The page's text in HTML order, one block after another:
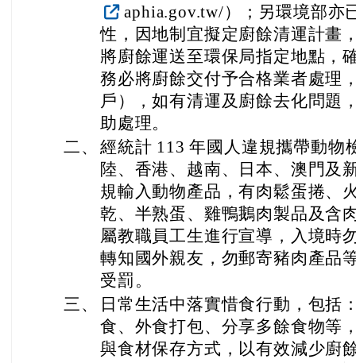
aphia.gov.tw/）；另環境部亦
性，因地制宜擬定廚餘清運計畫
將廚餘運送至環保局指定地點，
務必將廚餘交付予合格業者處理
戶），如有清運及廚餘去化問題
助處理。
二、 經統計 113 年國人違規攜帶動物
陸、香港、越南、日本、澳門及
規輸入動物產品，有肉鬆蛋捲、
乾、半熟蛋、雞鴨鵝肉製品及含
屬教職員工生進行宣導，入境時
轉知國外親友，勿郵寄豬肉產品
受罰。
三、
日常生活中落實惜食行動，包括
食、外食打包、分享多餘食物等
與食材保存方式，以有效減少廚